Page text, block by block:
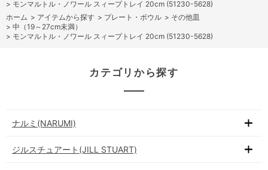
> モンマルトル・ノワール スィープトレイ 20cm (51230-5628)
ホーム > アイテムから探す > プレート・ボウル > その他皿
> 中（19～27cm未満）
> モンマルトル・ノワール スィープトレイ 20cm (51230-5628)
カテゴリから探す
ナルミ(NARUMI)
ジルスチュアート(JILL STUART)